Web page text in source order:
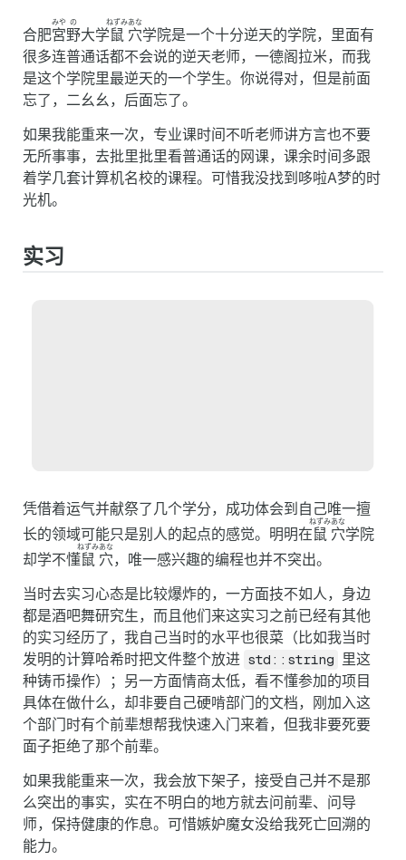
合肥宮
みや
野
の
大学鼠
ねずみ
穴
あな
学院是一个十分逆天的学院，里面有
很多连普通话都不会说的逆天老师，一德阁拉米，而我
是这个学院里最逆天的一个学生。你说得对，但是前面
忘了，二幺幺，后面忘了。
如果我能重来一次，专业课时间不听老师讲方言也不要
无所事事，去批里批里看普通话的网课，课余时间多跟
着学几套计算机名校的课程。可惜我没找到哆啦A梦的时
光机。
实习
凭借着运气并献祭了几个学分，成功体会到自己唯一擅
长的领域可能只是别人的起点的感觉。明明在鼠
ねずみ
穴
あな
学院
却学不懂鼠
ねずみ
穴
あな
，唯一感兴趣的编程也并不突出。
当时去实习心态是比较爆炸的，一方面技不如人，身边
都是酒吧舞研究生，而且他们来这实习之前已经有其他
的实习经历了，我自己当时的水平也很菜（比如我当时
发明的计算哈希时把文件整个放进
std::string
里这
种铸币操作）；另一方面情商太低，看不懂参加的项目
具体在做什么，却非要自己硬啃部门的文档，刚加入这
个部门时有个前辈想帮我快速入门来着，但我非要死要
面子拒绝了那个前辈。
如果我能重来一次，我会放下架子，接受自己并不是那
么突出的事实，实在不明白的地方就去问前辈、问导
师，保持健康的作息。可惜嫉妒魔女没给我死亡回溯的
能力。